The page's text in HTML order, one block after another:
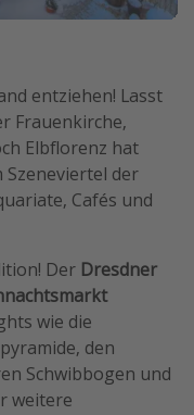
entziehen! Lasst
Frauenkirche,
Elbflorenz hat
Szeneviertel der
Cafés und
Der Dresdner
wie die
den
Schwibbogen und
weitere